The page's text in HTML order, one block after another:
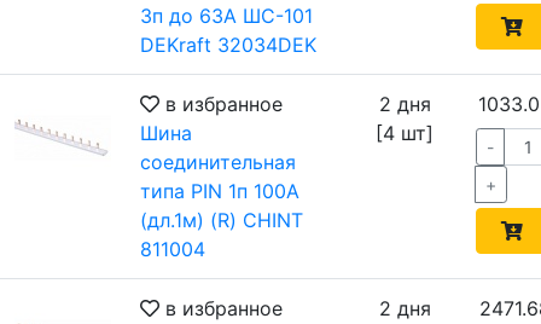
3п до 63А ШС-101
DEKraft 32034DEK
в избранное
Шина
соединительная
типа PIN 1п 100А
(дл.1м) (R) CHINT
811004
2 дня
[4 шт]
-
+
в избранное
2 дня